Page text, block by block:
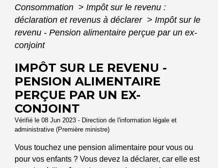
Consommation > Impôt sur le revenu :
déclaration et revenus à déclarer > Impôt sur le
revenu - Pension alimentaire perçue par un ex-
conjoint
IMPÔT SUR LE REVENU -
PENSION ALIMENTAIRE
PERÇUE PAR UN EX-
CONJOINT
Vérifié le 08 Jun 2023 - Direction de l'information légale et
administrative (Première ministre)
Vous touchez une pension alimentaire pour vous ou
pour vos enfants ? Vous devez la déclarer, car elle est